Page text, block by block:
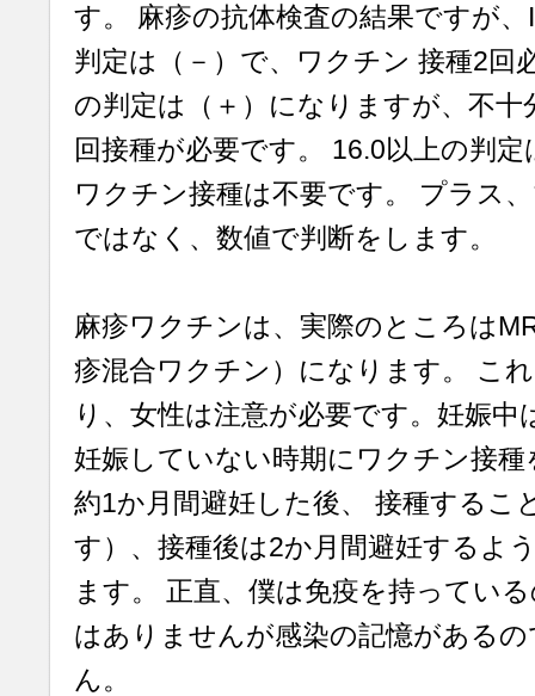
す。 麻疹の抗体検査の結果ですが
判定は（－）で、ワクチン 接種2回
の判定は（＋）になりますが、不
回接種が必要です。 16.0以上の判
ワクチン接種は不要です。 プラス
ではなく、数値で判断をします。
麻疹ワクチンは、実際のところは
疹混合ワクチン）になります。 こ
り、女性は注意が必要です。妊娠中
妊娠していない時期にワクチン接
約1か月間避妊した後、 接種するこ
す）、接種後は2か月間避妊するよ
ます。 正直、僕は免疫を持ってい
はありませんが感染の記憶がある
ん。